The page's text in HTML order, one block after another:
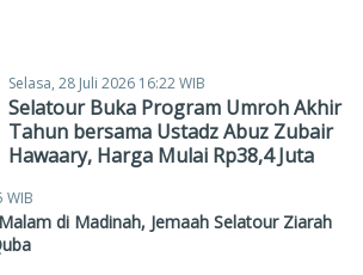
Selasa, 28 Juli 2026 16:22 WIB
Selatour Buka Program Umroh Akhir
Tahun bersama Ustadz Abuz Zubair
Hawaary, Harga Mulai Rp38,4 Juta
WIB
di Madinah, Jemaah Selatour Ziarah